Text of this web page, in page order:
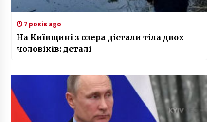
7 років ago
На Київщині з озера дістали тіла двох
чоловіків: деталі